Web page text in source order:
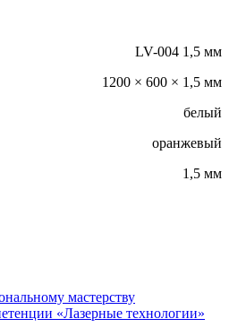
LV-004 1,5 мм
1200 × 600 × 1,5 мм
белый
оранжевый
1,5 мм